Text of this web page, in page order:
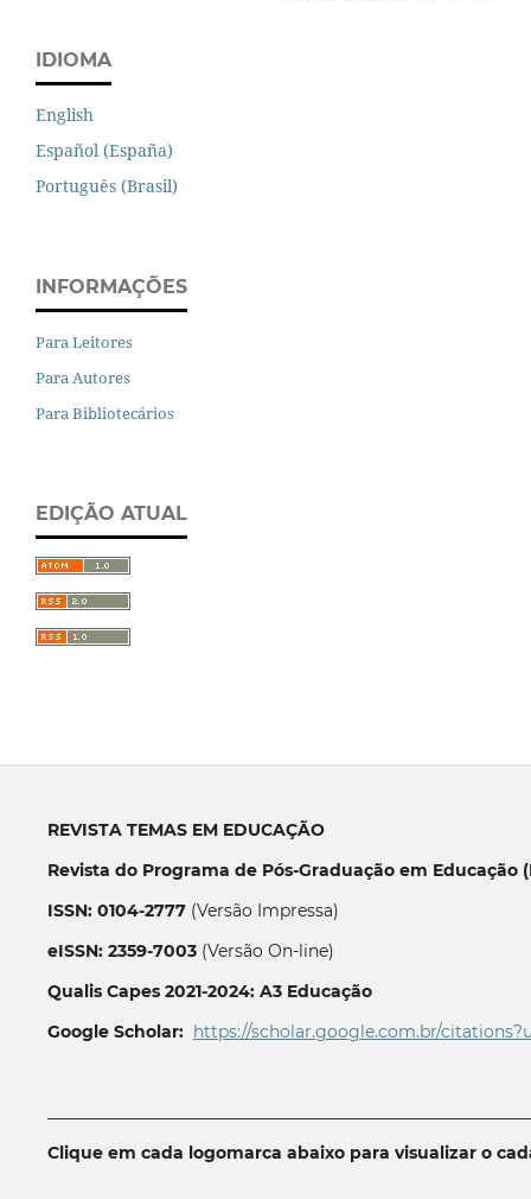
IDIOMA
English
Español (España)
Português (Brasil)
INFORMAÇÕES
Para Leitores
Para Autores
Para Bibliotecários
EDIÇÃO ATUAL
REVISTA TEMAS EM EDUCAÇÃO
Revista do Programa de Pós-Graduação em Educação
ISSN: 0104-2777(Versão Impressa)
eISSN: 2359-7003(Versão On-line)
Qualis Capes 2021-2024: A3 Educação
Google Scholar: https://scholar.google.com.br/
Clique em cada logomarca abaixo para visualizar o